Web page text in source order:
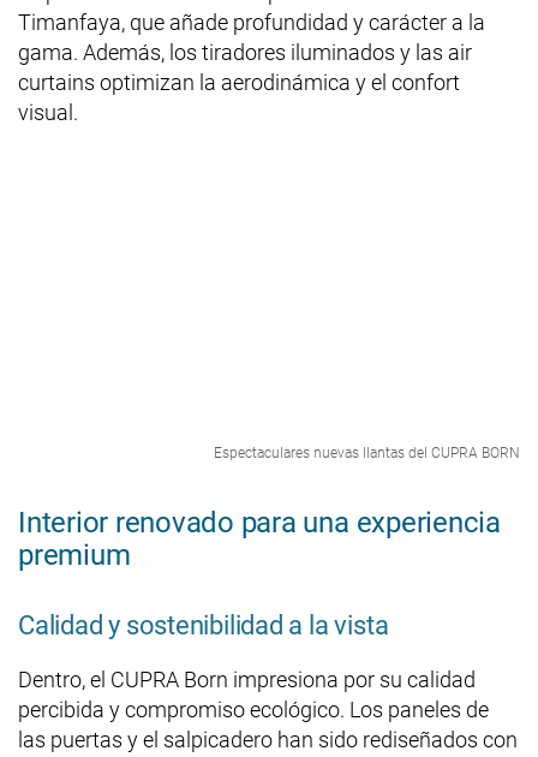
Timanfaya, que añade profundidad y carácter a la
gama. Además, los tiradores iluminados y las air
curtains optimizan la aerodinámica y el confort
visual.
Espectaculares nuevas llantas del CUPRA BORN
Interior renovado para una experiencia
premium
Calidad y sostenibilidad a la vista
Dentro, el CUPRA Born impresiona por su calidad
percibida y compromiso ecológico. Los paneles de
las puertas y el salpicadero han sido rediseñados con